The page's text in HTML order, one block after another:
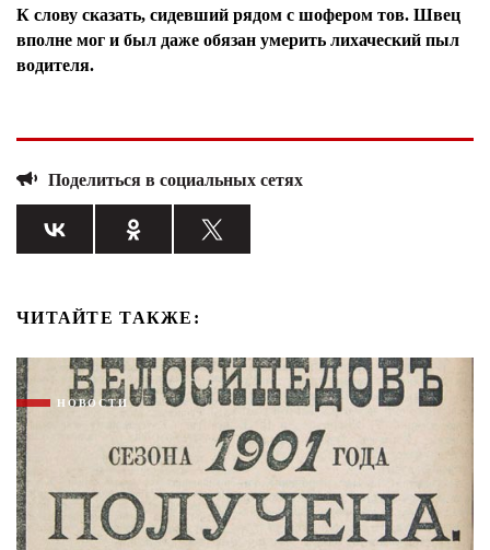
К слову сказать, сидевший рядом с шофером тов. Швец
вполне мог и был даже обязан умерить лихаческий пыл
водителя.
Поделиться в социальных сетях
ЧИТАЙТЕ ТАКЖЕ:
НОВОСТИ
Я согласен с политикой конфиденциальности и
защиты информации*